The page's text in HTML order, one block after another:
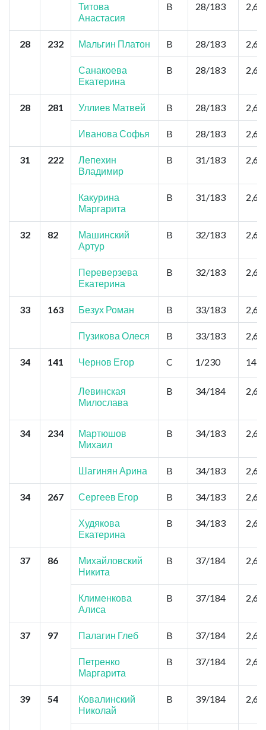
Титова
Анастасия
B 28/183 2,6
28 232 Мальгин Платон B 28/183 2,6
Санакоева
Екатерина
B 28/183 2,6
28 281 Уллиев Матвей B 28/183 2,6
Иванова Софья B 28/183 2,6
31 222
Лепехин
Владимир
B 31/183 2,6
Какурина
Маргарита
B 31/183 2,6
32 82
Машинский
Артур
B 32/183 2,6
Переверзева
Екатерина
B 32/183 2,6
33 163 Безух Роман B 33/183 2,6
Пузикова Олеся B 33/183 2,6
34 141 Чернов Егор C 1/230 14,3
Левинская
Милослава
B 34/184 2,6
34 234
Мартюшов
Михаил
B 34/183 2,6
Шагинян Арина B 34/183 2,6
34 267 Сергеев Егор B 34/183 2,6
Худякова
Екатерина
B 34/183 2,6
37 86
Михайловский
Никита
B 37/184 2,6
Клименкова
Алиса
B 37/184 2,6
37 97 Палагин Глеб B 37/184 2,6
Петренко
Маргарита
B 37/184 2,6
39 54
Ковалинский
Николай
B 39/184 2,6